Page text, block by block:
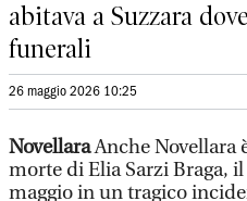
abitava a Suzzara
funerali
26 maggio 2026 10:25
NovellaraAnche Novellara
morte di Elia Sarzi Braga,
maggio in un tragico